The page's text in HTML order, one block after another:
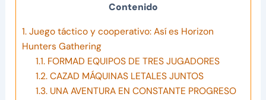
Contenido
1.Juego táctico y cooperativo: Así es Horizon
Hunters Gathering
1.1.FORMAD EQUIPOS DE TRES JUGADORES
1.2.CAZAD MÁQUINAS LETALES JUNTOS
1.3.UNA AVENTURA EN CONSTANTE PROGRESO